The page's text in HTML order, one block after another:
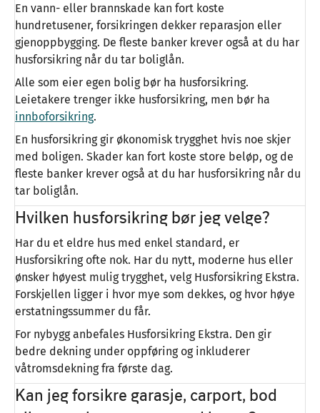
En vann- eller brannskade kan fort koste
hundretusener, forsikringen dekker reparasjon eller
gjenoppbygging. De fleste banker krever også at du har
husforsikring når du tar boliglån.
Alle som eier egen bolig bør ha husforsikring.
Leietakere trenger ikke husforsikring, men bør ha
innboforsikring.
En husforsikring gir økonomisk trygghet hvis noe skjer
med boligen. Skader kan fort koste store beløp, og de
fleste banker krever også at du har husforsikring når du
tar boliglån.
Hvilken husforsikring bør jeg velge?
Har du et eldre hus med enkel standard, er
Husforsikring ofte nok. Har du nytt, moderne hus eller
ønsker høyest mulig trygghet, velg Husforsikring Ekstra.
Forskjellen ligger i hvor mye som dekkes, og hvor høye
erstatningssummer du får.
For nybygg anbefales Husforsikring Ekstra. Den gir
bedre dekning under oppføring og inkluderer
våtromsdekning fra første dag.
Kan jeg forsikre garasje, carport, bod